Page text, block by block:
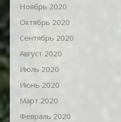
Ноябрь 2020
Октябрь 2020
Сентябрь 2020
Август 2020
Июль 2020
Июнь 2020
Март 2020
Февраль 2020